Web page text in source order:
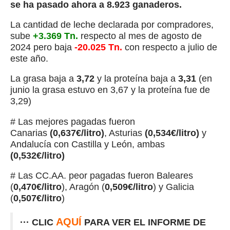
se ha pasado ahora a 8.923 ganaderos.
La cantidad de leche declarada por compradores,
sube +3.369 Tn. respecto al mes de agosto de
2024 pero baja -20.025 Tn. con respecto a julio de
este año.
La grasa baja a 3,72 y la proteína baja a 3,31 (en
junio la grasa estuvo en 3,67 y la proteína fue de
3,29)
# Las mejores pagadas fueron
Canarias (0,637€/litro), Asturias (0,534€/litro) y
Andalucía con Castilla y León, ambas
(0,532€/litro)
# Las CC.AA. peor pagadas fueron Baleares
(0,470€/litro), Aragón (0,509€/litro) y Galicia
(0,507€/litro)
··· CLIC AQUÍ PARA VER EL INFORME DE